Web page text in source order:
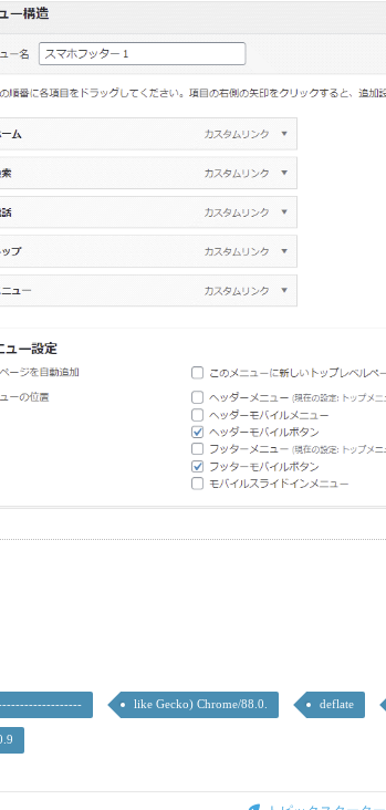
like Gecko) Chrome/88.0. deflate